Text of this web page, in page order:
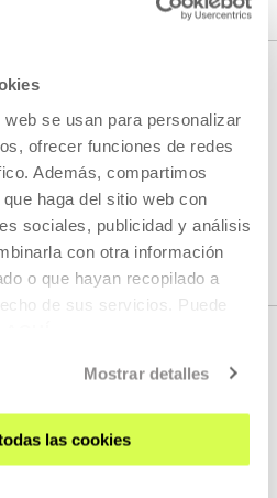
se usan para personalizar
ofrecer funciones de redes
Además, compartimos
haga del sitio web con
sociales, publicidad y análisis
con otra información
o que hayan recopilado a
de sus servicios. Puede
Mostrar detalles
las cookies
688 743 500